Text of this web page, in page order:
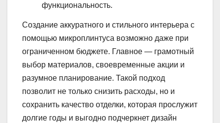
функциональность.
Создание аккуратного и стильного интерьера с
помощью микроплинтуса возможно даже при
ограниченном бюджете. Главное — грамотный
выбор материалов, своевременные акции и
разумное планирование. Такой подход
позволит не только снизить расходы, но и
сохранить качество отделки, которая прослужит
долгие годы и выгодно подчеркнет дизайн